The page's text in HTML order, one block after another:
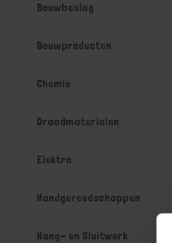
Bouwbeslag
Bouwproducten
Chemie
Draadmaterialen
Elektra
Handgereedschappen
Hang- en Sluitwerk